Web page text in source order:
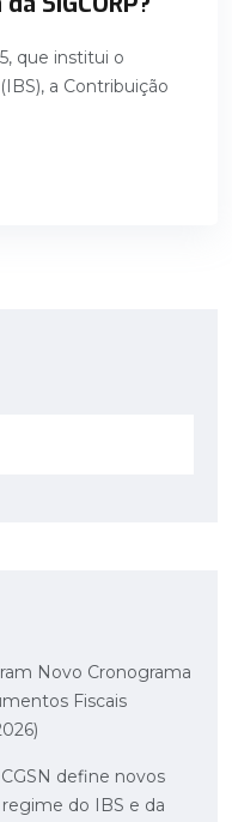
que institui o
a Contribuição
Novo Cronograma
Fiscais
define novos
do IBS e da